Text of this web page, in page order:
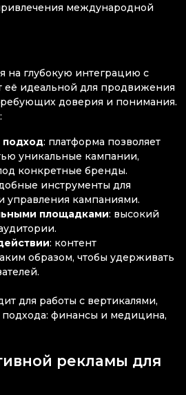
международной
на глубокую интеграцию с
её идеальной для продвижения
доверия и понимания.
: платформа позволяет
уникальные кампании,
конкретные бренды.
инструменты для
управления кампаниями.
площадками: высокий
: контент
образом, чтобы удерживать
для работы с вертикалями,
финансы и медицина,
рекламы для